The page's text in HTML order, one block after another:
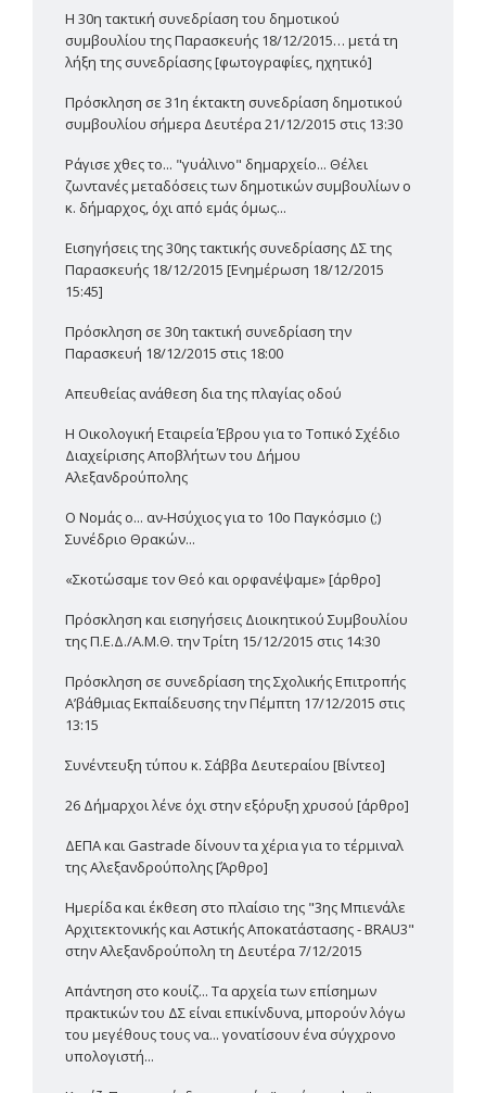
Η 30η τακτική συνεδρίαση του δημοτικού
συμβουλίου της Παρασκευής 18/12/2015… μετά τη
λήξη της συνεδρίασης [φωτογραφίες, ηχητικό]
Πρόσκληση σε 31η έκτακτη συνεδρίαση δημοτικού
συμβουλίου σήμερα Δευτέρα 21/12/2015 στις 13:30
Ράγισε χθες το... "γυάλινο" δημαρχείο... Θέλει
ζωντανές μεταδόσεις των δημοτικών συμβουλίων ο
κ. δήμαρχος, όχι από εμάς όμως...
Εισηγήσεις της 30ης τακτικής συνεδρίασης ΔΣ της
Παρασκευής 18/12/2015 [Ενημέρωση 18/12/2015
15:45]
Πρόσκληση σε 30η τακτική συνεδρίαση την
Παρασκευή 18/12/2015 στις 18:00
Απευθείας ανάθεση δια της πλαγίας οδού
Η Οικολογική Εταιρεία Έβρου για το Τοπικό Σχέδιο
Διαχείρισης Αποβλήτων του Δήμου
Αλεξανδρούπολης
Ο Νομάς ο... αν-Ησύχιος για το 10ο Παγκόσμιο (;)
Συνέδριο Θρακών...
«Σκοτώσαμε τον Θεό και ορφανέψαμε» [άρθρο]
Πρόσκληση και εισηγήσεις Διοικητικού Συμβουλίου
της Π.Ε.Δ./Α.Μ.Θ. την Τρίτη 15/12/2015 στις 14:30
Πρόσκληση σε συνεδρίαση της Σχολικής Επιτροπής
Α’βάθμιας Εκπαίδευσης την Πέμπτη 17/12/2015 στις
13:15
Συνέντευξη τύπου κ. Σάββα Δευτεραίου [Βίντεο]
26 Δήμαρχοι λένε όχι στην εξόρυξη χρυσού [άρθρο]
ΔΕΠΑ και Gastrade δίνουν τα χέρια για το τέρμιναλ
της Αλεξανδρούπολης [Άρθρο]
Ημερίδα και έκθεση στο πλαίσιο της "3ης Μπιενάλε
Αρχιτεκτονικής και Αστικής Αποκατάστασης - BRAU3"
στην Αλεξανδρούπολη τη Δευτέρα 7/12/2015
Απάντηση στο κουίζ... Τα αρχεία των επίσημων
πρακτικών του ΔΣ είναι επικίνδυνα, μπορούν λόγω
του μεγέθους τους να... γονατίσουν ένα σύγχρονο
υπολογιστή...